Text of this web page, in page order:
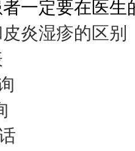
一定要在医生
炎湿疹的区别